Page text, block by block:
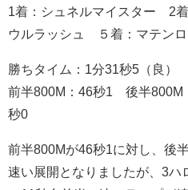
1着：シュネルマイスター 2
ウルラッシュ ５着：マテンロ
勝ちタイム：1分31秒5（良）
前半800M：46秒1 後半
秒0
前半800Mが46秒1に対し、後
速い展開となりましたが、3ハ